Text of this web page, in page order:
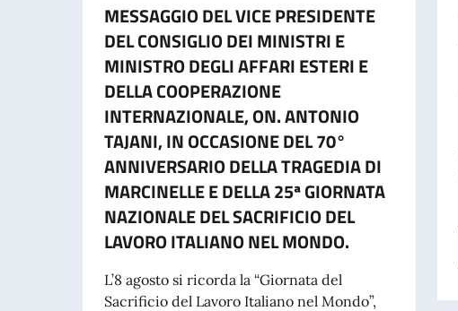
MESSAGGIO DEL VICE PRESIDENTE
DEL CONSIGLIO DEI MINISTRI E
MINISTRO DEGLI AFFARI ESTERI E
DELLA COOPERAZIONE
INTERNAZIONALE, ON. ANTONIO
TAJANI, IN OCCASIONE DEL 70°
ANNIVERSARIO DELLA TRAGEDIA DI
MARCINELLE E DELLA 25ª GIORNATA
NAZIONALE DEL SACRIFICIO DEL
LAVORO ITALIANO NEL MONDO.
L’8 agosto si ricorda la “Giornata del
Sacrificio del Lavoro Italiano nel Mondo”,